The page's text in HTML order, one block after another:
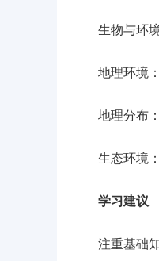
生物与环境
地理环境：
地理分布：
生态环境：
学习建议
注重基础知